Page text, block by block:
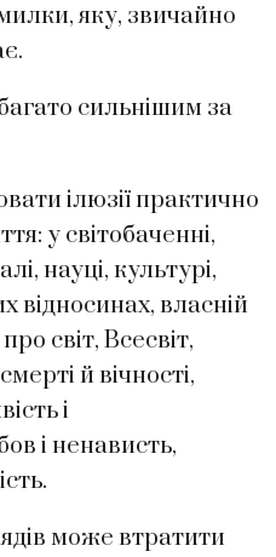
яку, звичайно
сильнішим за
ілюзії практично
у світобаченні,
науці, культурі,
відносинах, власній
світ, Всесвіт,
й вічності,
і
і ненависть,
може втратити